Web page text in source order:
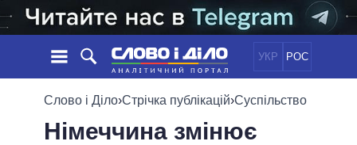
УКР РОС
НОВИНИ
СТРІЧКА
ПОЛІТИКА
ОБIЦЯНКИ
Слово і Діло›Стрічка публікацій›Суспільство
Німеччина змінює